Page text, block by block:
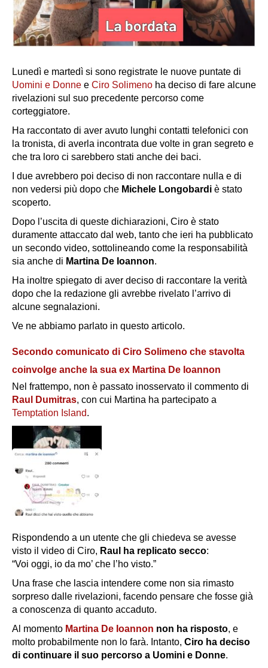
Lunedì e martedì si sono registrate le nuove puntate di
Uomini e Donne e Ciro Solimeno ha deciso di fare alcune
rivelazioni sul suo precedente percorso come
corteggiatore.
Ha raccontato di aver avuto lunghi contatti telefonici con
la tronista, di averla incontrata due volte in gran segreto e
che tra loro ci sarebbero stati anche dei baci.
I due avrebbero poi deciso di non raccontare nulla e di
non vedersi più dopo che Michele Longobardi è stato
scoperto.
Dopo l’uscita di queste dichiarazioni, Ciro è stato
duramente attaccato dal web, tanto che ieri ha pubblicato
un secondo video, sottolineando come la responsabilità
sia anche di Martina De Ioannon.
Ha inoltre spiegato di aver deciso di raccontare la verità
dopo che la redazione gli avrebbe rivelato l’arrivo di
alcune segnalazioni.
Ve ne abbiamo parlato in questo articolo.
Secondo comunicato di Ciro Solimeno che stavolta
coinvolge anche la sua ex Martina De Ioannon
Nel frattempo, non è passato inosservato il commento di
Raul Dumitras, con cui Martina ha partecipato a
Temptation Island.
Rispondendo a un utente che gli chiedeva se avesse
visto il video di Ciro, Raul ha replicato secco:
“Voi oggi, io da mo’ che l’ho visto.”
Una frase che lascia intendere come non sia rimasto
sorpreso dalle rivelazioni, facendo pensare che fosse già
a conoscenza di quanto accaduto.
Al momento Martina De Ioannon non ha risposto, e
molto probabilmente non lo farà. Intanto, Ciro ha deciso
di continuare il suo percorso a Uomini e Donne.